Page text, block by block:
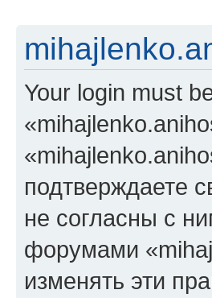
Your login must
подтверждаете
не согласны с
форумами
изменять эти